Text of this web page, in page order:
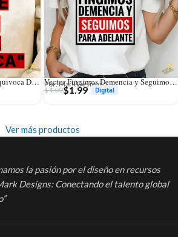
Vector Ojo de Loca No Se Equivoca Diseño para Sublimación Humor Vector Fingimos Demencia y Seguimos Adelante Diseño Sublimación
Por: Mark Designs
$4.00$1.99
Ver más productos
la pasión por el diseño en recursos
Designs: Conectando el talento global